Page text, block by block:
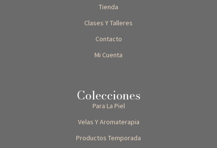
Tienda
Clases Y Talleres
Contacto
Mi Cuenta
Colecciones
Para La Piel
Velas Y Aromaterapia
Productos Temporada